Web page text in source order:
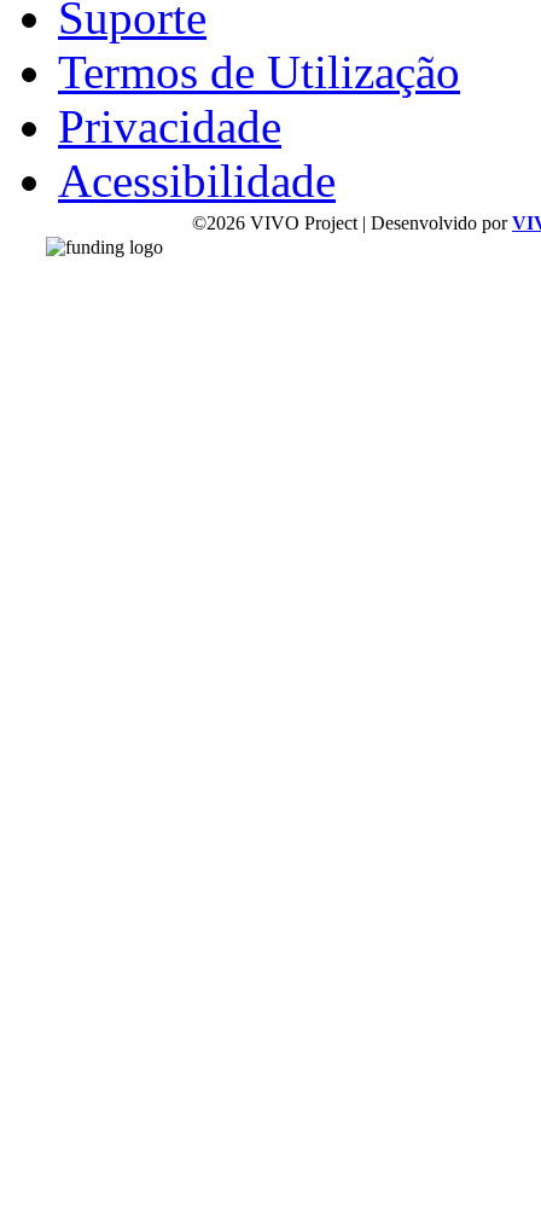
Suporte
Termos de Utilização
Privacidade
Acessibilidade
©2026 VIVO Project | Desenvolvido por